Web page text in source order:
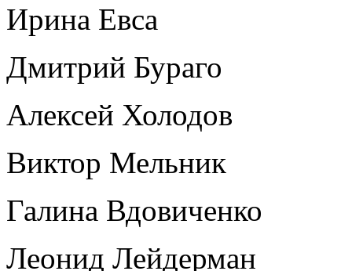
Ирина Евса
Дмитрий Бураго
Алексей Холодов
Виктор Мельник
Галина Вдовиченко
Леонид Лейдерман